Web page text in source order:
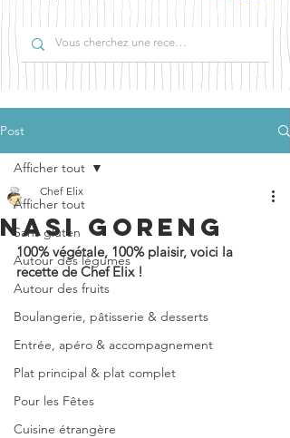
Post
Afficher tout
Sans gluten
Autour des légumes
Autour des fruits
Boulangerie, pâtisserie & desserts
Entrée, apéro & accompagnement
Plat principal & plat complet
Pour les Fêtes
Cuisine étrangère
Afficher tout
NASI GORENG
Chef Elix
100% végétale, 100% plaisir, voici la
recette de Chef Elix !